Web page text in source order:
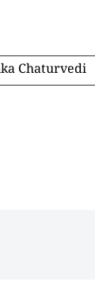
Chaturvedi